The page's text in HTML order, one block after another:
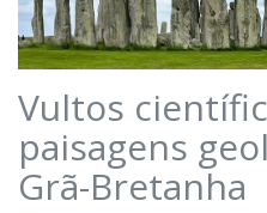
Vultos
paisagens
Grã-Bretanha